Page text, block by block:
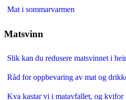
Mat i sommarvarmen
Matsvinn
Slik kan du redusere matsvinnet i
Råd for oppbevaring av mat og
Kva kastar vi i matavfallet, og kvifor